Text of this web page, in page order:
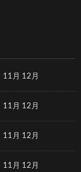
11月 12月
11月 12月
11月 12月
11月 12月